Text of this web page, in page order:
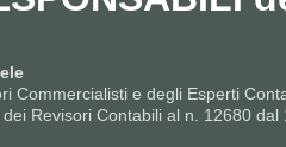
Commercialisti e degli Esperti
Revisori Contabili al n. 12680 dal